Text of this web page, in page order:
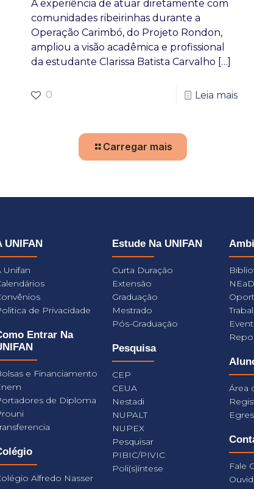
A experiência de atuar diretamente com
comunidades ribeirinhas durante a
Operação Carimbó, do Projeto Rondon,
ampliou a visão acadêmica e profissional
da estudante Clarissa Batista Carvalho […]
0 Leia mais
Carregar mais
UNIFAN
Unifan
de Privacidade
Entrar Na
e Financiamento
de Diploma
Alfredo Nasser
Estude Na UNIFAN
Curta Duração
Extensão
Graduação
Mestrado
Pós-Graduação
Pesquisa
CEP
CEUA
Nestadi
NUPALT
NUPEX
Pesquisar
PIBIC/PIVIC
Poli(s)íntese
Área
Fale